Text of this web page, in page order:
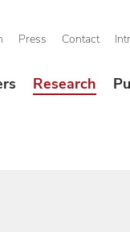
Press Contact
Research